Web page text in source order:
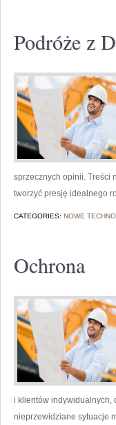
Podróże z
sprzecznych opinii. Treści
tworzyć presję idealnego
CATEGORIES: NOWE
Ochrona
i klientów indywidualnych,
nieprzewidziane sytuacje